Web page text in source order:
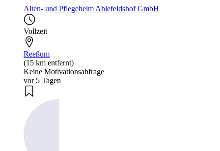
Alten- und Pflegeheim Ahlefeldshof GmbH
Vollzeit
Reeßum
(15 km entfernt)
Keine Motivationsabfrage
vor 5 Tagen